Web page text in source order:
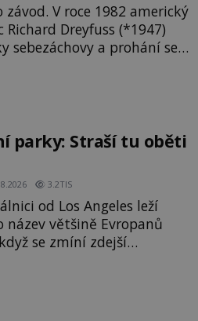
V roce 1982 americký
Richard Dreyfuss (*1947)
sebezáchovy a prohání se
jako utržený ze
když to
slavnému
parky: Straší tu oběti
3.2TIS
od Los Angeles leží
název většině Evropanů
se zmíní zdejší
vyroste
sadu